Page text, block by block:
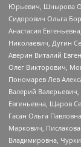
Юрьевич, Шнырова
Сидорович Ольга
Анастасия
Николаевич, Дугин
Аверин Виталий
Олег Викторович,
Пономарев Лев
Валерий
Евгеньевна, Щаров
Гасан Ольга
Маркович,
Владимировна,